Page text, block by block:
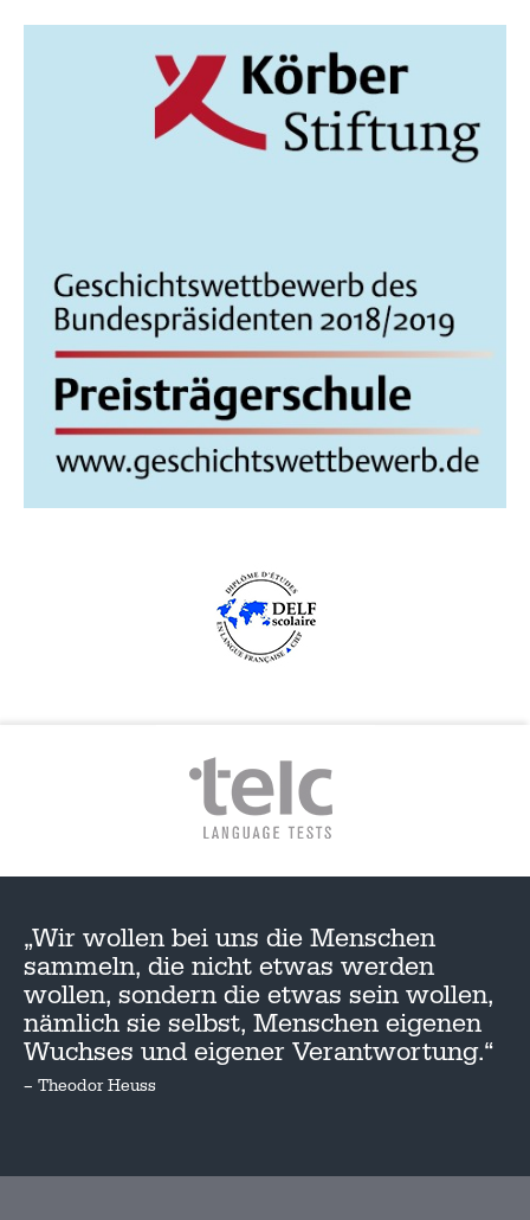
„Wir wollen bei uns die Menschen
sammeln, die nicht etwas werden
wollen, sondern die etwas sein wollen,
nämlich sie selbst, Menschen eigenen
Wuchses und eigener Verantwortung.“
– Theodor Heuss